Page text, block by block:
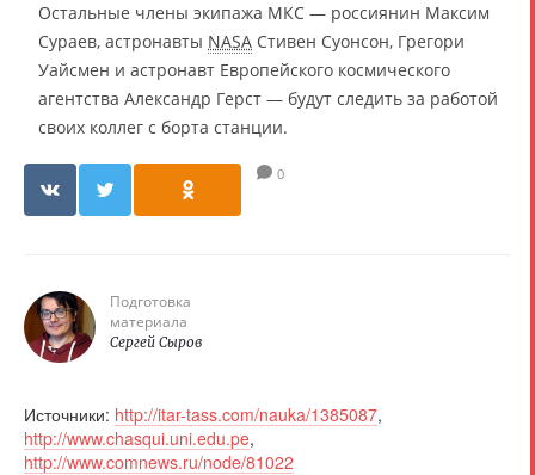
Остальные члены экипажа МКС — россиянин Максим
Сураев, астронавты NASA Стивен Суонсон, Грегори
Уайсмен и астронавт Европейского космического
агентства Александр Герст — будут следить за работой
своих коллег с борта станции.
0
Подготовка
материала
Сергей Сыров
Источники: http://itar-tass.com/nauka/1385087,
http://www.chasqui.uni.edu.pe,
http://www.comnews.ru/node/81022